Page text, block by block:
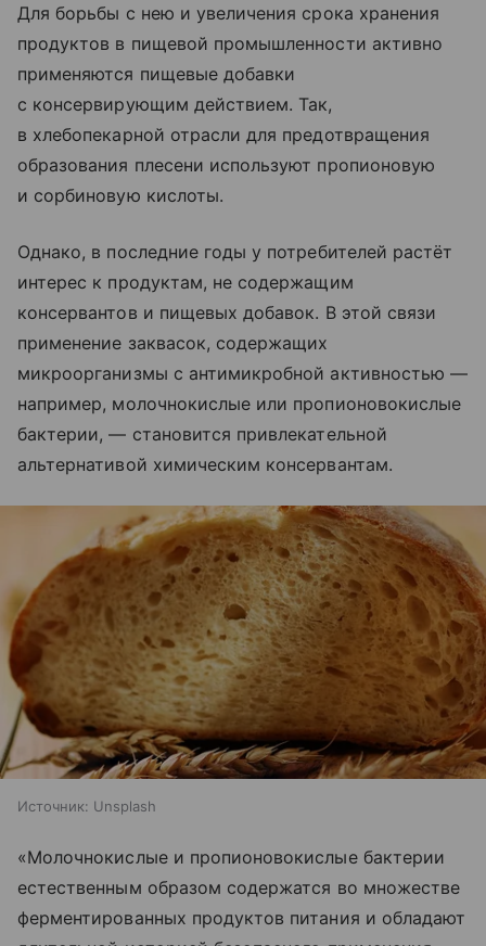
Для борьбы с нею и увеличения срока хранения
продуктов в пищевой промышленности активно
применяются пищевые добавки
с консервирующим действием. Так,
в хлебопекарной отрасли для предотвращения
образования плесени используют пропионовую
и сорбиновую кислоты.
Однако, в последние годы у потребителей растёт
интерес к продуктам, не содержащим
консервантов и пищевых добавок. В этой связи
применение заквасок, содержащих
микроорганизмы с антимикробной активностью —
например, молочнокислые или пропионовокислые
бактерии, — становится привлекательной
альтернативой химическим консервантам.
Источник: Unsplash
«Молочнокислые и пропионовокислые бактерии
естественным образом содержатся во множестве
ферментированных продуктов питания и обладают